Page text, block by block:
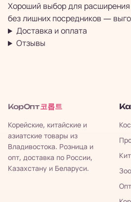
Хороший выбор для
без лишних посредников —
Доставка и оплата
Отзывы
КорОпт 코롭트
Корейские, китайские и
азиатские товары из
Владивостока. Розница и
опт, доставка по России,
Казахстану и Беларуси.